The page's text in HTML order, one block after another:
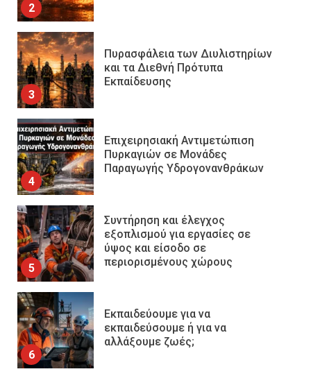
2
3
Πυρασφάλεια των Διυλιστηρίων
και τα Διεθνή Πρότυπα
Εκπαίδευσης
4
Επιχειρησιακή Αντιμετώπιση
Πυρκαγιών σε Μονάδες
Παραγωγής Υδρογονανθράκων
5
Συντήρηση και έλεγχος
εξοπλισμού για εργασίες σε
ύψος και είσοδο σε
περιορισμένους χώρους
6
Εκπαιδεύουμε για να
εκπαιδεύσουμε ή για να
αλλάξουμε ζωές;